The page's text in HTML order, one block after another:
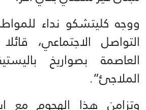
ووجه كليتشكو نداء
التواصل الاجتماعي،
العاصمة بصواريخ
الملاجئ”.
وتزامن هذا الهجوم مع